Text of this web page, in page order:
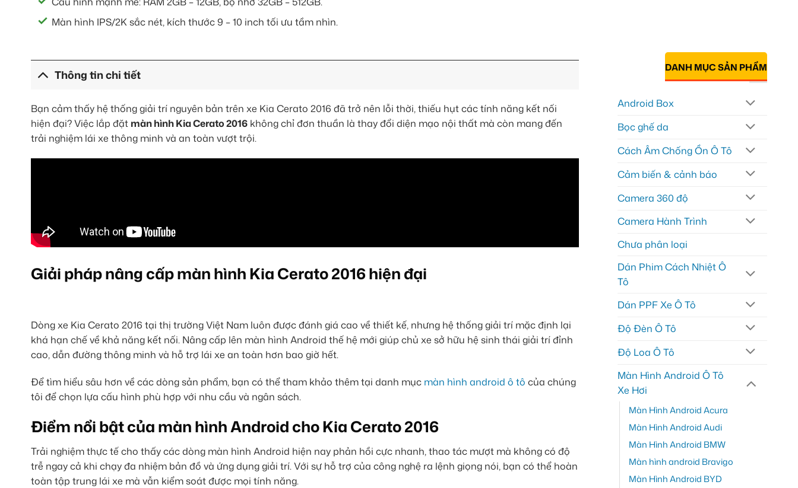
Màn hình IPS/2K sắc nét, kích thước 9 – 10 inch tối ưu tầm nhìn.
Thông tin chi tiết
Bạn cảm thấy hệ thống giải trí nguyên bản trên xe Kia Cerato 2016 đã trở nên lỗi thời, thiếu hụt các tính năng kết nối
hiện đại? Việc lắp đặt màn hình Kia Cerato 2016 không chỉ đơn thuần là thay đổi diện mạo nội thất mà còn mang đến
trải nghiệm lái xe thông minh và an toàn vượt trội.
Giải pháp nâng cấp màn hình Kia Cerato 2016 hiện đại
Dòng xe Kia Cerato 2016 tại thị trường Việt Nam luôn được đánh giá cao về thiết kế, nhưng hệ thống giải trí mặc định lại
khá hạn chế về khả năng kết nối. Nâng cấp lên màn hình Android thế hệ mới giúp chủ xe sở hữu hệ sinh thái giải trí đỉnh
cao, dẫn đường thông minh và hỗ trợ lái xe an toàn hơn bao giờ hết.
Để tìm hiểu sâu hơn về các dòng sản phẩm, bạn có thể tham khảo thêm tại danh mục màn hình android ô tô của chúng
tôi để chọn lựa cấu hình phù hợp với nhu cầu và ngân sách.
Điểm nổi bật của màn hình Android cho Kia Cerato 2016
Trải nghiệm thực tế cho thấy các dòng màn hình Android hiện nay phản hồi cực nhanh, thao tác mượt mà không có độ
trễ ngay cả khi chạy đa nhiệm bản đồ và ứng dụng giải trí. Với sự hỗ trợ của công nghệ ra lệnh giọng nói, bạn có thể hoàn
toàn tập trung lái xe mà vẫn kiểm soát được mọi tính năng.
DANH MỤC SẢN PHẨM
Android Box
Bọc ghế da
Cách Âm Chống Ồn Ô Tô
Cảm biến & cảnh báo
Camera 360 độ
Camera Hành Trình
Chưa phân loại
Dán Phim Cách Nhiệt Ô
Tô
Dán PPF Xe Ô Tô
Độ Đèn Ô Tô
Độ Loa Ô Tô
Màn Hình Android Ô Tô
Xe Hơi
Màn Hình Android Acura
Màn Hình Android Audi
Màn Hình Android BMW
Màn hình android Bravigo
Màn Hình Android BYD